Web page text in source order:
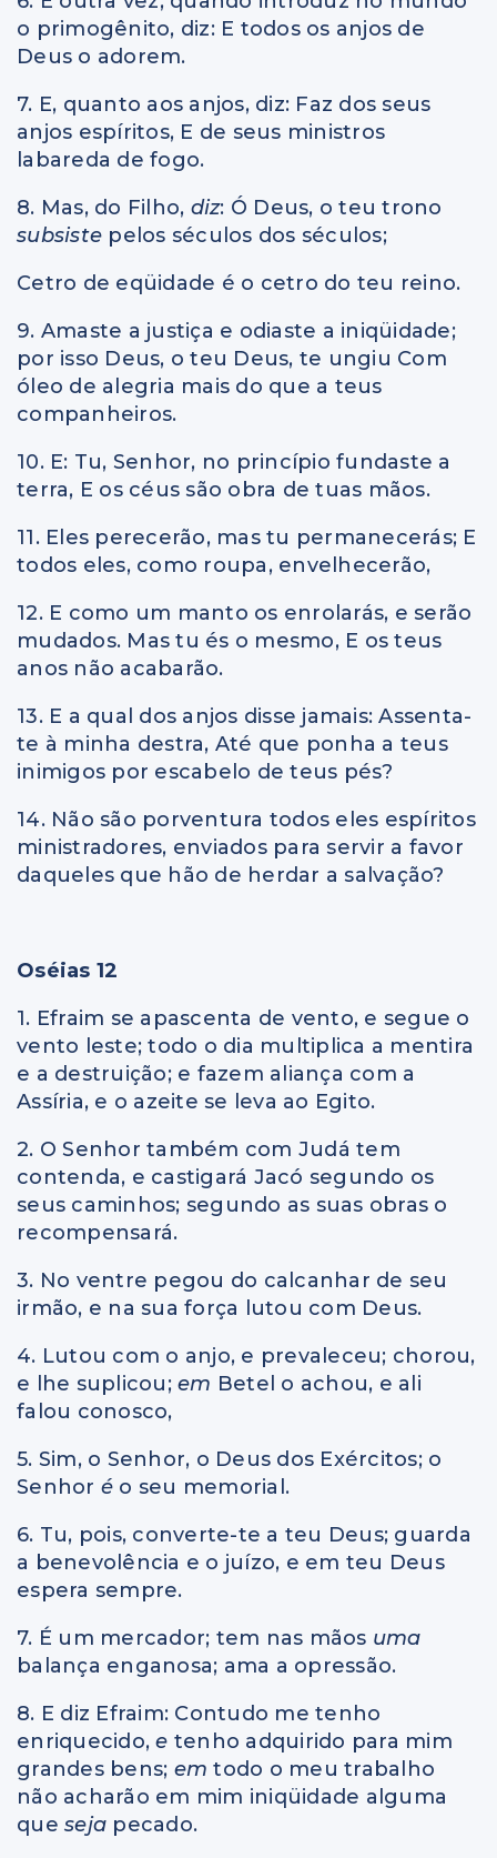
o primogênito, diz: E todos os anjos de
Deus o adorem.
7. E, quanto aos anjos, diz: Faz dos seus
anjos espíritos, E de seus ministros
labareda de fogo.
8. Mas, do Filho, diz: Ó Deus, o teu trono
subsiste pelos séculos dos séculos;
Cetro de eqüidade é o cetro do teu reino.
9. Amaste a justiça e odiaste a iniqüidade;
por isso Deus, o teu Deus, te ungiu Com
óleo de alegria mais do que a teus
companheiros.
10. E: Tu, Senhor, no princípio fundaste a
terra, E os céus são obra de tuas mãos.
11. Eles perecerão, mas tu permanecerás; E
todos eles, como roupa, envelhecerão,
12. E como um manto os enrolarás, e serão
mudados. Mas tu és o mesmo, E os teus
anos não acabarão.
13. E a qual dos anjos disse jamais: Assenta-
te à minha destra, Até que ponha a teus
inimigos por escabelo de teus pés?
14. Não são porventura todos eles espíritos
ministradores, enviados para servir a favor
daqueles que hão de herdar a salvação?
Oséias 12
1. Efraim se apascenta de vento, e segue o
vento leste; todo o dia multiplica a mentira
e a destruição; e fazem aliança com a
Assíria, e o azeite se leva ao Egito.
2. O Senhor também com Judá tem
contenda, e castigará Jacó segundo os
seus caminhos; segundo as suas obras o
recompensará.
3. No ventre pegou do calcanhar de seu
irmão, e na sua força lutou com Deus.
4. Lutou com o anjo, e prevaleceu; chorou,
e lhe suplicou; em Betel o achou, e ali
falou conosco,
5. Sim, o Senhor, o Deus dos Exércitos; o
Senhor é o seu memorial.
6. Tu, pois, converte-te a teu Deus; guarda
a benevolência e o juízo, e em teu Deus
espera sempre.
7. É um mercador; tem nas mãos uma
balança enganosa; ama a opressão.
8. E diz Efraim: Contudo me tenho
enriquecido,e tenho adquirido para mim
grandes bens; emtodo o meu trabalho
não acharão em mim iniqüidade alguma
que seja pecado.